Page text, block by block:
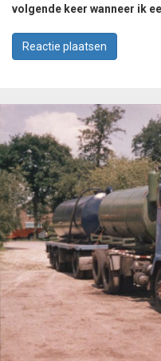
volgende keer wanneer ik